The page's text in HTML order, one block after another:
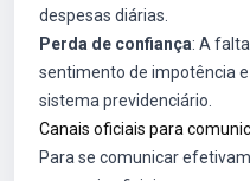
despesas diárias.
Perda de confiança: A
sentimento de impotência
sistema previdenciário.
Canais oficiais para
Para se comunicar